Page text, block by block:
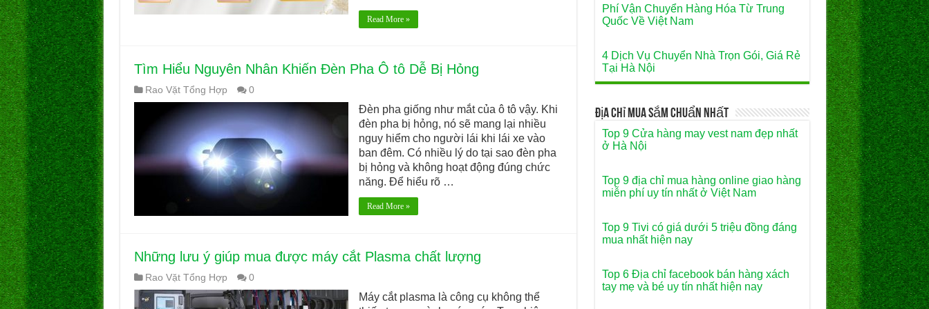
Read More »
Tìm Hiểu Nguyên Nhân Khiến Đèn Pha Ô tô Dễ Bị Hỏng
Rao Vặt Tổng Hợp 0
Đèn pha giống như mắt của ô tô vậy. Khi
đèn pha bị hỏng, nó sẽ mang lại nhiều
nguy hiểm cho người lái khi lái xe vào
ban đêm. Có nhiều lý do tại sao đèn pha
bị hỏng và không hoạt động đúng chức
năng. Để hiểu rõ …
Read More »
Những lưu ý giúp mua được máy cắt Plasma chất lượng
Rao Vặt Tổng Hợp 0
Máy cắt plasma là công cụ không thể
Phí Vận Chuyển Hàng Hóa Từ Trung
Quốc Về Việt Nam
4 Dịch Vụ Chuyển Nhà Trọn Gói, Giá Rẻ
Tại Hà Nội
Địa Chỉ Mua Sắm Chuẩn Nhất
Top 9 Cửa hàng may vest nam đẹp nhất
ở Hà Nội
Top 9 địa chỉ mua hàng online giao hàng
miễn phí uy tín nhất ở Việt Nam
Top 9 Tivi có giá dưới 5 triệu đồng đáng
mua nhất hiện nay
Top 6 Địa chỉ facebook bán hàng xách
tay mẹ và bé uy tín nhất hiện nay